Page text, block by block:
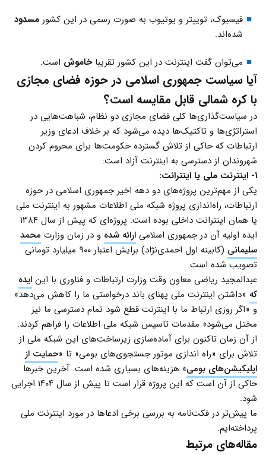
فیسبوک، توییتر و یوتیوب به صورت رسمی در این کشورمسدود
شده‌اند.
می‌توان گفت اینترنت در این کشور تقریباخاموش است.
آیا سیاست جمهوری اسلامی در حوزه فضای مجازی
با کره شمالی قابل مقایسه است؟
در سیاست‌گذاری‌ها کلی فضای مجازی دو نظام، شباهت‌هایی در
استراتژی‌ها و تاکتیک‌ها دیده می‌شود که بر خلاف ادعای وزیر
ارتباطات که حاکی از تلاش گسترده حکومت‌ها برای محروم کردن
شهروندان از دسترسی به اینترنت آزاد است:
۱- اینترنت ملی یا اینترانت:
یکی از مهم‌ترین پروژه‌های دو دهه اخیر جمهوری اسلامی در حوزه
ارتباطات، راه‌اندازی پروژه شبکه ملی اطلاعات مشهور به اینترنت ملی
یا همان اینترانت داخلی بوده‌ است. پروژه‌ای که پیش از سال‌ ۱۳۸۴
ایده اولیه آن در جمهوری اسلامی ارائه شده و در زمان وزارت محمد
سلیمانی
(کابینه اول احمدی‌نژاد) برایش اعتبار ۹۰۰ میلیارد تومانی
تصویب شده است.
عبدالمجید ریاضی معاون وقت وزارت ارتباطات و فناوری با این ایده
که «داشتن اینترنت ملی پهنای باند درخواستی ما را کاهش می‌دهد»
و «اگر روزی ارتباط ما با اینترنت قطع شود تمام دسترسی ما نیز
مختل می‌شود» مقدمات تاسیس شبکه ملی اطلاعات را فراهم کردند.
از آن زمان تاکنون برای آماده‌سازی زیرساخت‌های این شبکه ملی از
تلاش برای «راه اندازی موتور جستجوی‌های بومی» تا «حمایت از
اپلیکیشن‌های بومی» هزینه‌های بسیاری شده است. آخرین خبرها
حاکی از آن است که این پروژه قرار است تا پیش از سال ۱۴۰۴ اجرایی
شود.
ما پیش‌تر در فکت‌نامه به بررسی برخی ادعاها در مورد اینترنت ملی
پرداخته‌ایم.
مقاله‌های مرتبط